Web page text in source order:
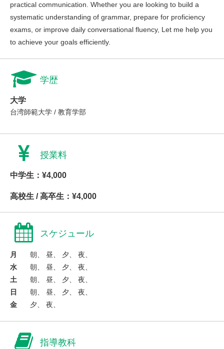
practical communication. Whether you are looking to build a
systematic understanding of grammar, prepare for proficiency
exams, or improve daily conversational fluency, Let me help you
to achieve your goals efficiently.
学歴
大学
台湾師範大学 / 教育学部
授業料
中学生：¥4,000
高校生 / 高卒生：¥4,000
スケジュール
月
朝、 昼、 夕、 夜、
水
朝、 昼、 夕、 夜、
土
朝、 昼、 夕、 夜、
日
朝、 昼、 夕、 夜、
金
夕、 夜、
指導教科